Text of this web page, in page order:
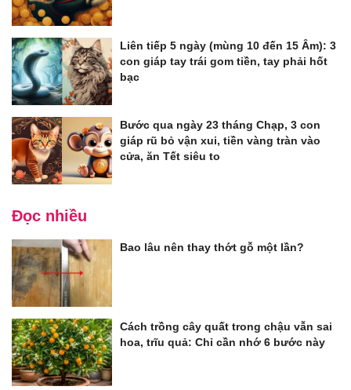
Liên tiếp 5 ngày (mùng 10 đến 15 Âm): 3
con giáp tay trái gom tiền, tay phải hốt
bạc
Bước qua ngày 23 tháng Chạp, 3 con
giáp rũ bỏ vận xui, tiền vàng tràn vào
cửa, ăn Tết siêu to
Đọc nhiều
Bao lâu nên thay thớt gỗ một lần?
Cách trồng cây quất trong chậu vẫn sai
hoa, trĩu quả: Chỉ cần nhớ 6 bước này